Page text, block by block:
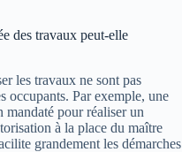
des travaux peut-elle
les travaux ne sont pas
occupants. Par exemple, une
mandaté pour réaliser un
à la place du maître
grandement les démarches